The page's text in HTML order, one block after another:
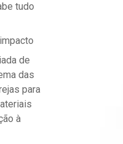
tudo
de
das
para
à